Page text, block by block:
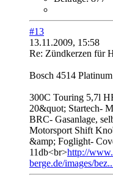
#13
13.11.2009, 15:58
Re: Zündkerzen für
Bosch 4514
300C Touring 5,7l
20&quot; Startech-
BRC- Gasanlage,
Motorsport Shift
&amp; Foglight-
11db<br>http://
berge.de/images/